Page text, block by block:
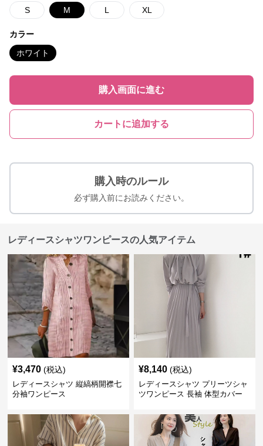
S M L XL
カラー
ホワイト
購入画面に進む
カートに追加する
購入時のルール
必ず購入前にお読みください。
レディースシャツワンピースの人気アイテム
¥3,470 (税込)
レディースシャツ 縦縞柄開襟七
分袖ワンピース
¥8,140 (税込)
レディースシャツ プリーツシャ
ツワンピース 長袖 体型カバー